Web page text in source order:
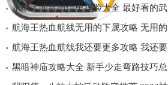
容搭配推荐
永劫无间武田信忠捏脸大全 最好看的武
田信忠捏脸数据一览
航海王热血航线无用的下属攻略 无用的
下属探索通关打法详解
航海王热血航线我还要更多攻略 我还要
更多无尽探索通关打法详解
黑暗神庙攻略大全 新手少走弯路技巧总